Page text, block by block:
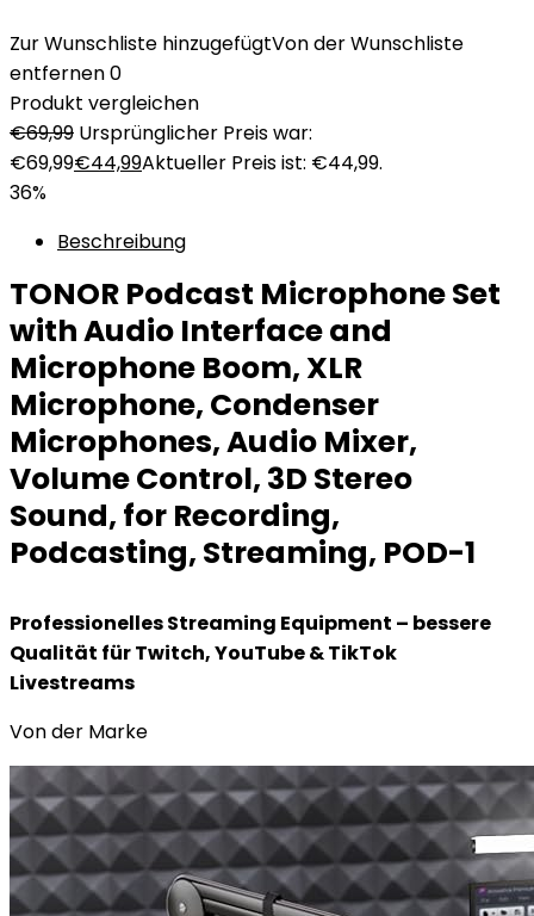
Zur Wunschliste hinzugefügtVon der Wunschliste
entfernen0
Produkt vergleichen
€69,99 Ursprünglicher Preis war:
€69,99€44,99Aktueller Preis ist: €44,99.
36%
Beschreibung
TONOR Podcast Microphone Set
with Audio Interface and
Microphone Boom, XLR
Microphone, Condenser
Microphones, Audio Mixer,
Volume Control, 3D Stereo
Sound, for Recording,
Podcasting, Streaming, POD-1
Professionelles Streaming Equipment – bessere
Qualität für Twitch, YouTube & TikTok
Livestreams
Von der Marke